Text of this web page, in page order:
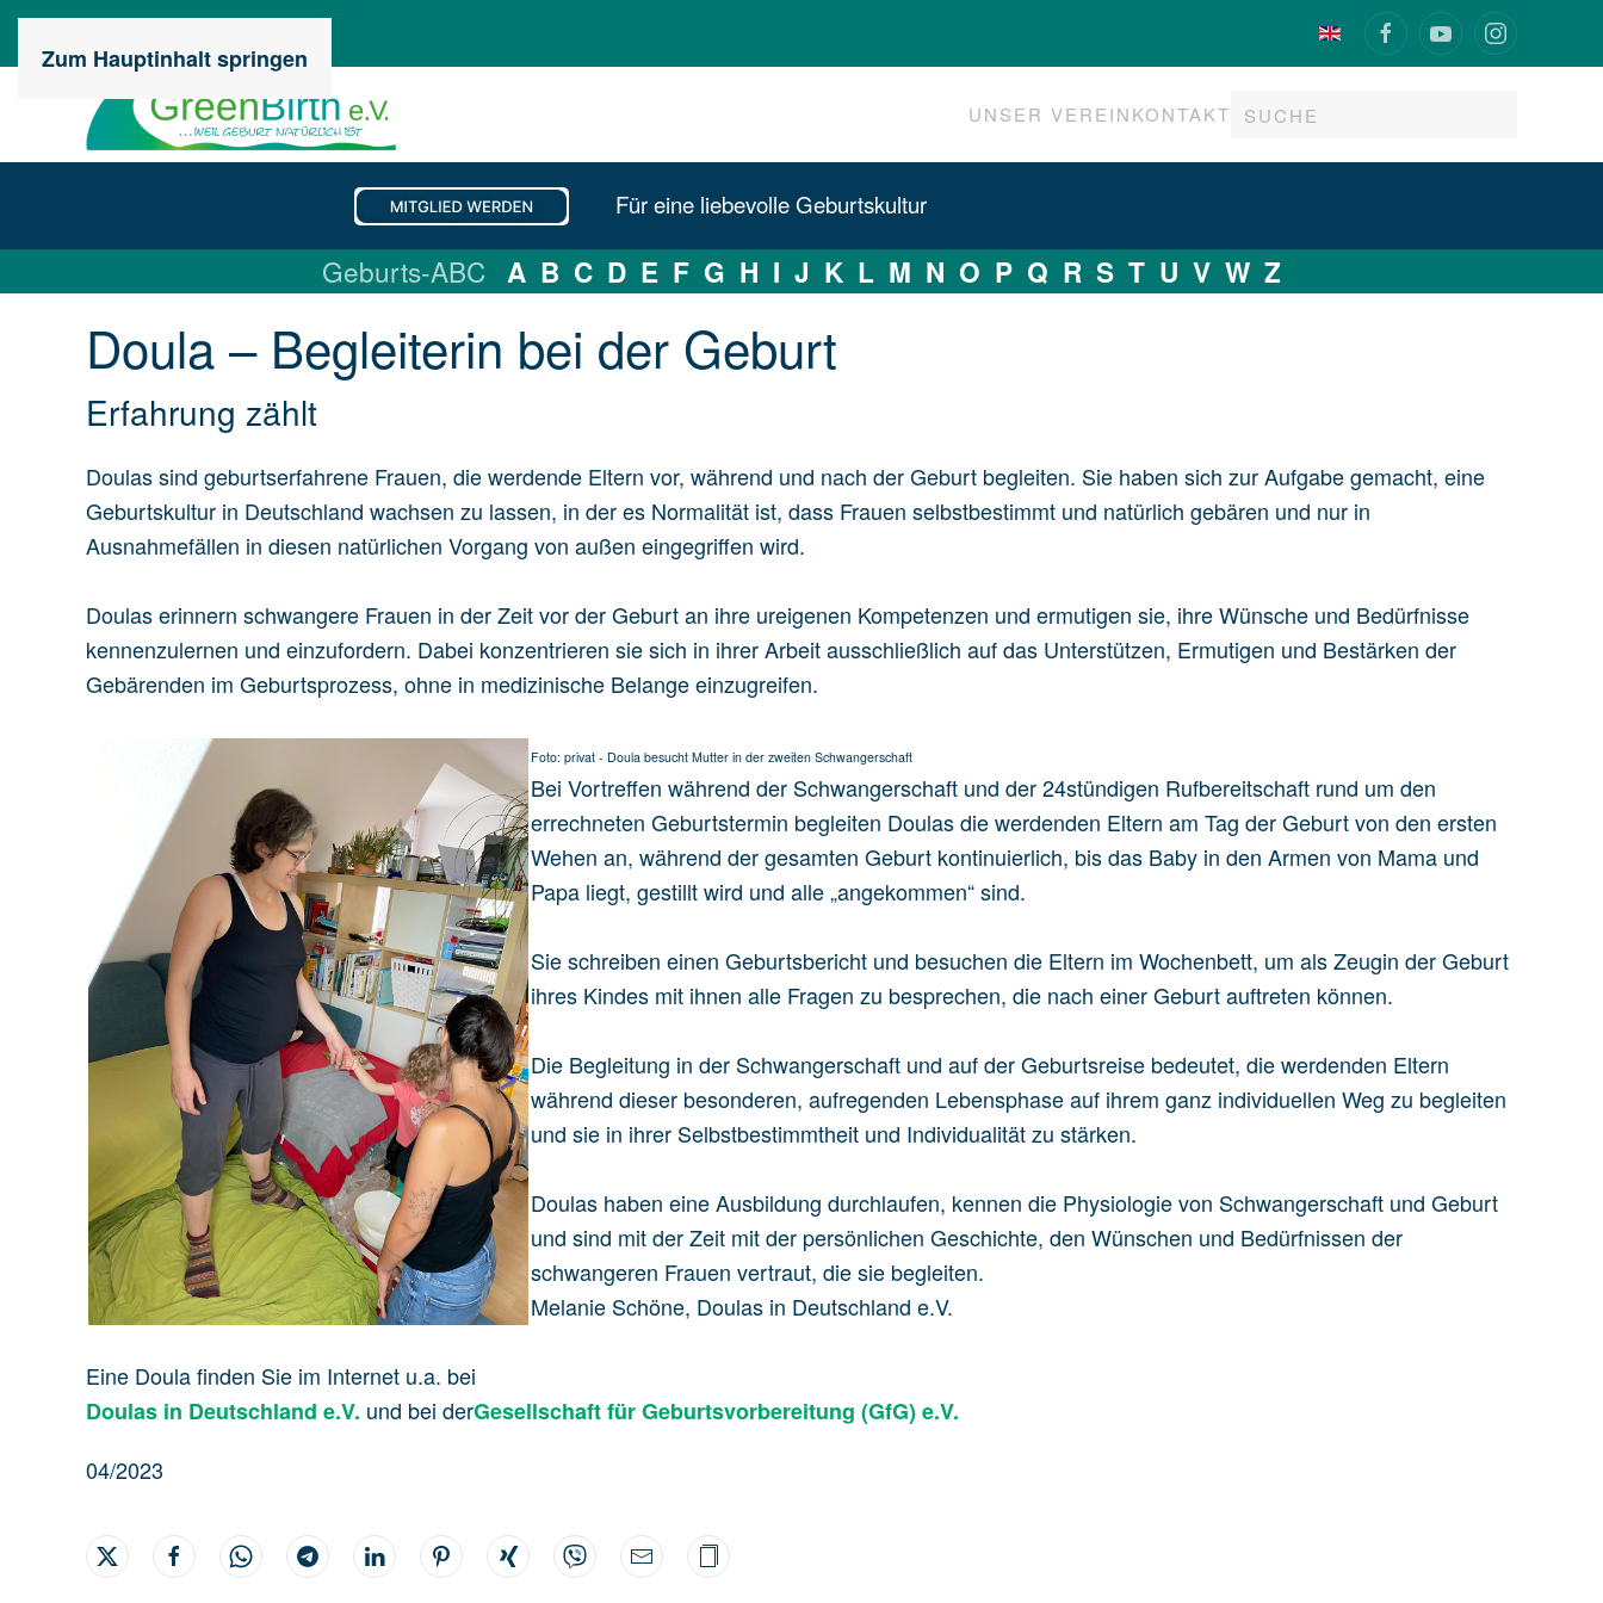
Zum Hauptinhalt springen
UNSER VEREINKONTAKT
Für eine liebevolle Geburtskultur
Geburts-ABC A B C D E F G H I J K L M N O P Q R S T U V W Z
Doula – Be­glei­te­rin bei der Ge­burt
Erfahrung zählt
Doulas sind geburtserfahrene Frauen, die werdende Eltern vor, während und nach der Geburt begleiten. Sie haben sich zur Aufgabe gemacht, eine
Geburtskultur in Deutschland wachsen zu lassen, in der es Normalität ist, dass Frauen selbstbestimmt und natürlich gebären und nur in
Ausnahmefällen in diesen natürlichen Vorgang von außen eingegriffen wird.
Doulas erinnern schwangere Frauen in der Zeit vor der Geburt an ihre ureigenen Kompetenzen und ermutigen sie, ihre Wünsche und Bedürfnisse
kennenzulernen und einzufordern. Dabei konzentrieren sie sich in ihrer Arbeit ausschließlich auf das Unterstützen, Ermutigen und Bestärken der
Gebärenden im Geburtsprozess, ohne in medizinische Belange einzugreifen.
Foto: privat - Doula besucht Mutter in der zweiten Schwangerschaft
Bei Vortreffen während der Schwangerschaft und der 24stündigen Rufbereitschaft rund um den
errechneten Geburtstermin begleiten Doulas die werdenden Eltern am Tag der Geburt von den ersten
Wehen an, während der gesamten Geburt kontinuierlich, bis das Baby in den Armen von Mama und
Papa liegt, gestillt wird und alle „angekommen“ sind.
Sie schreiben einen Geburtsbericht und besuchen die Eltern im Wochenbett, um als Zeugin der Geburt
ihres Kindes mit ihnen alle Fragen zu besprechen, die nach einer Geburt auftreten können.
Die Begleitung in der Schwangerschaft und auf der Geburtsreise bedeutet, die werdenden Eltern
während dieser besonderen, aufregenden Lebensphase auf ihrem ganz individuellen Weg zu begleiten
und sie in ihrer Selbstbestimmtheit und Individualität zu stärken.
Doulas haben eine Ausbildung durchlaufen, kennen die Physiologie von Schwangerschaft und Geburt
und sind mit der Zeit mit der persönlichen Geschichte, den Wünschen und Bedürfnissen der
schwangeren Frauen vertraut, die sie begleiten.
Melanie Schöne, Doulas in Deutschland e.V.
Eine Doula finden Sie im Internet u.a. bei
Doulas in Deutschland e.V. und bei derGesellschaft für Geburtsvorbereitung (GfG) e.V.
04/2023